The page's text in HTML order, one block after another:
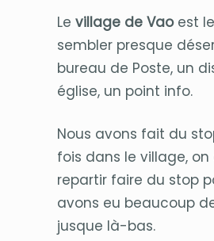
Le village de Vaoest
sembler presque
bureau de Poste, un
église, un point info.
Nous avons fait du
fois dans le village,
repartir faire du stop
avons eu beaucoup
jusque là-bas.